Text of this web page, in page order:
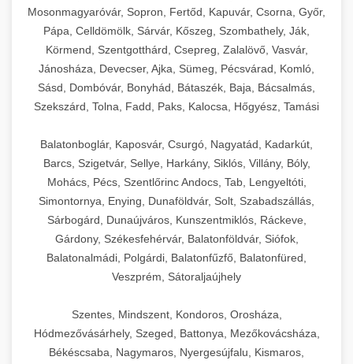
Mosonmagyaróvár, Sopron, Fertőd, Kapuvár, Csorna, Győr,
Pápa, Celldömölk, Sárvár, Kőszeg, Szombathely, Ják,
Körmend, Szentgotthárd, Csepreg, Zalalövő, Vasvár,
Jánosháza, Devecser, Ajka, Sümeg, Pécsvárad, Komló,
Sásd, Dombóvár, Bonyhád, Bátaszék, Baja, Bácsalmás,
Szekszárd, Tolna, Fadd, Paks, Kalocsa, Hőgyész, Tamási
Balatonboglár, Kaposvár, Csurgó, Nagyatád, Kadarkút,
Barcs, Szigetvár, Sellye, Harkány, Siklós, Villány, Bóly,
Mohács, Pécs, Szentlőrinc Andocs, Tab, Lengyeltóti,
Simontornya, Enying, Dunaföldvár, Solt, Szabadszállás,
Sárbogárd, Dunaújváros, Kunszentmiklós, Ráckeve,
Gárdony, Székesfehérvár, Balatonföldvár, Siófok,
Balatonalmádi, Polgárdi, Balatonfűzfő, Balatonfüred,
Veszprém, Sátoraljaújhely
Szentes, Mindszent, Kondoros, Orosháza,
Hódmezővásárhely, Szeged, Battonya, Mezőkovácsháza,
Békéscsaba, Nagymaros, Nyergesújfalu, Kismaros,